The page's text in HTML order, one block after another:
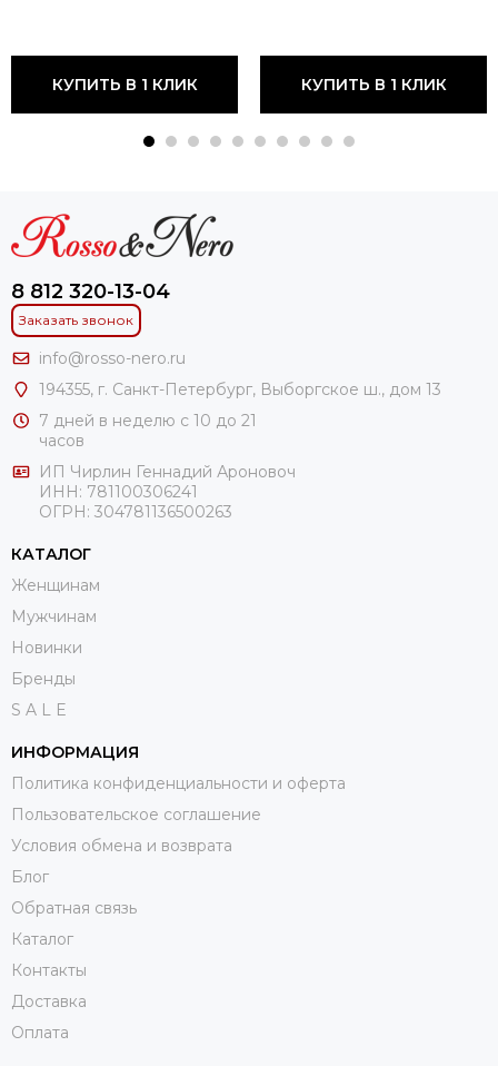
КУПИТЬ В 1 КЛИК КУПИТЬ В 1 КЛИК
8 812 320-13-04
Заказать звонок
info@rosso-nero.ru
194355, г. Санкт-Петербург, Выборгское ш., дом 13
7 дней в неделю с 10 до 21
часов
ИП Чирлин Геннадий Ароновоч
ИНН: 781100306241
ОГРН: 304781136500263
КАТАЛОГ
Женщинам
Мужчинам
Новинки
Бренды
S A L E
ИНФОРМАЦИЯ
Политика конфиденциальности и оферта
Пользовательское соглашение
Условия обмена и возврата
Блог
Обратная связь
Каталог
Контакты
Доставка
Оплата